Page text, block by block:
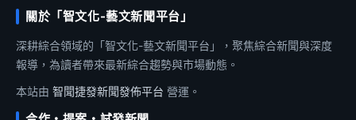
關於「智文化-藝文新聞平台」
深耕綜合領域的「智文化-藝文新聞平台」，聚焦綜合新聞與深度
報導，為讀者帶來最新綜合趨勢與市場動態。
本站由 智聞捷發新聞發佈平台 營運。